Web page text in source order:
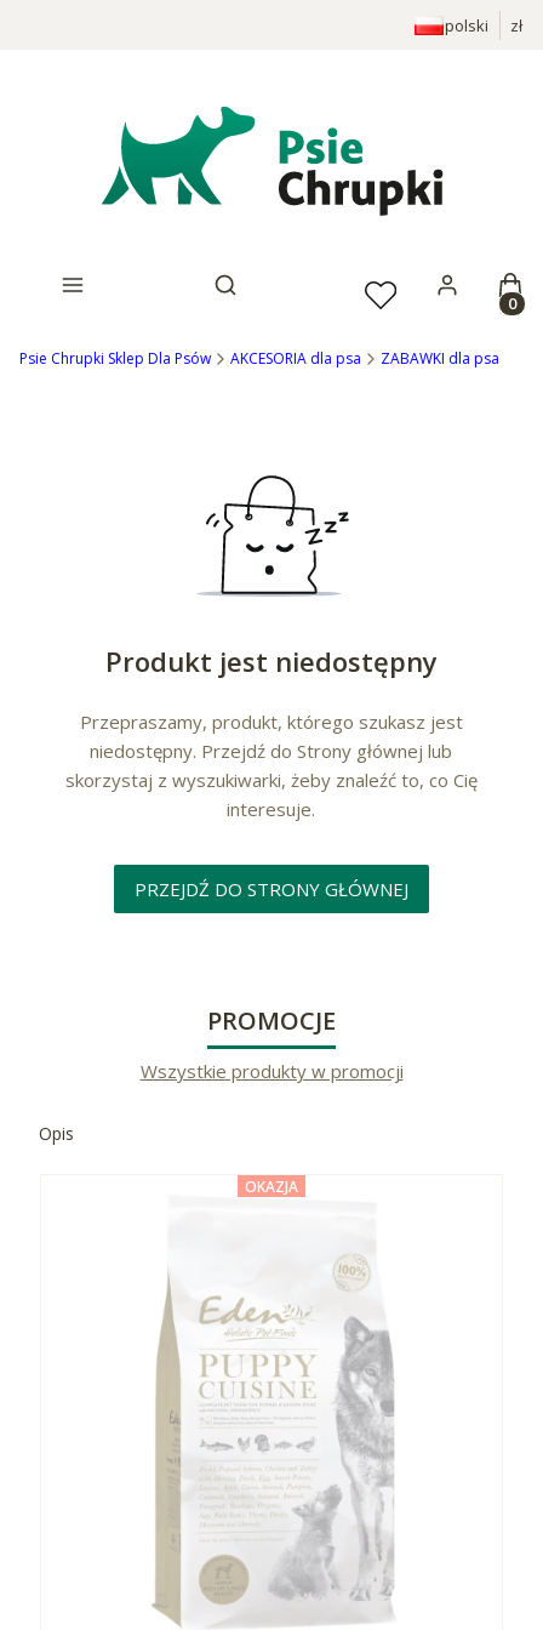
polski zł
Otwórz wyszukiwarkę
Psie Chrupki Sklep Dla Psów AKCESORIA dla psa ZABAWKI dla psa
Produkt jest niedostępny
Przepraszamy, produkt, którego szukasz jest
niedostępny. Przejdź do Strony głównej lub
skorzystaj z wyszukiwarki, żeby znaleźć to, co Cię
interesuje.
PRZEJDŹ DO STRONY GŁÓWNEJ
PROMOCJE
Wszystkie produkty w promocji
Opis
OKAZJA